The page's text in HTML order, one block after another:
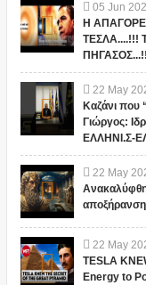
05 Jun
Η
ΤΕΣΛΑ....!!!
22 May
Καζάνι που
Γιώργος:
ΕΛΛΗΝΙ.Σ-
22 May
22 May
TESLA
Energy to